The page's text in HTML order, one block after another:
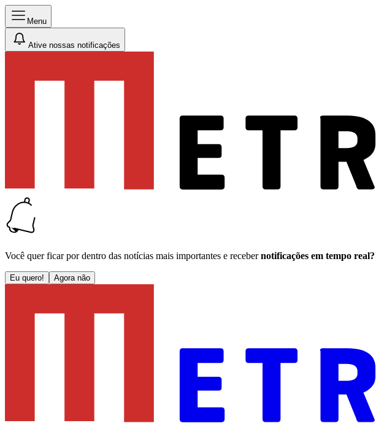
Menu
Ative nossas notificações
Você quer ficar por dentro das notícias mais importantes e receber notificações em tempo real?
Eu quero! Agora não